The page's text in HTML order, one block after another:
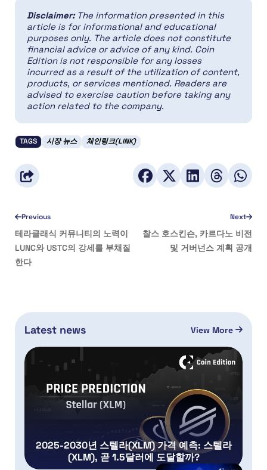
Disclaimer: The information presented in this
article is for informational and educational
purposes only. The article does not constitute
financial advice or advice of any kind. Coin
Edition is not responsible for any losses
incurred as a result of the utilization of content,
products, or services mentioned. Readers are
advised to exercise caution before taking any
action related to the company.
TAGS 시장 뉴스 체인링크(LINK)
Previous
테라클래식 커뮤니티의 노력이
LUNC와 USTC의 강세를 부채질
한다
Next
찰스 호스킨슨, 카르다노 비전
및 거버넌스 계획 공개
Latest news View More
2025-2030년 스텔라(XLM) 가격 예측: 스텔라
(XLM), 곧 1.5달러에 도달할까?